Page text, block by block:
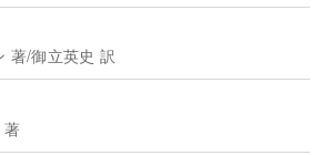
著/御立英史 訳